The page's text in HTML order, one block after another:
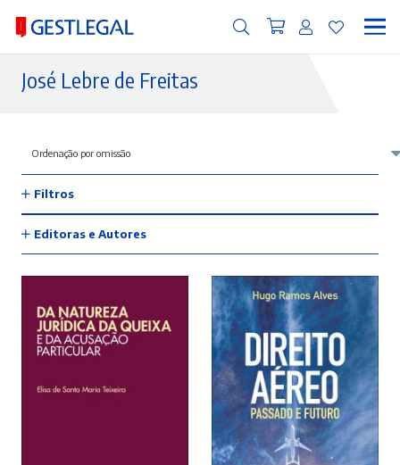
José Lebre de Freitas
Filtros
Editoras e Autores